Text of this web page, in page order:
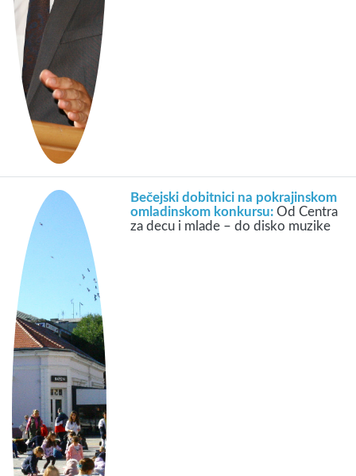
Bečejski dobitnici na pokrajinskom
omladinskom konkursu:Od Centra
za decu i mlade – do disko muzike